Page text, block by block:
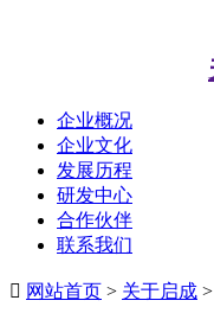
企业概况
企业文化
发展历程
研发中心
合作伙伴
联系我们
 网站首页 > 关于启成